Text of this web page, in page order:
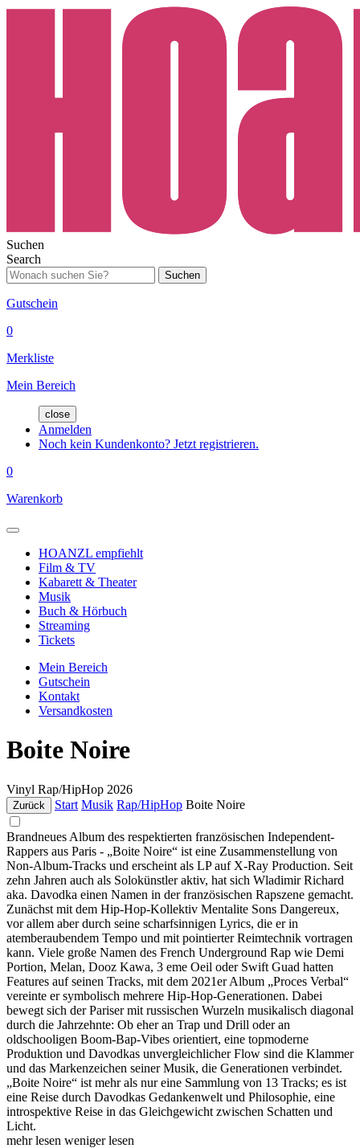
Suchen
Search
Suchen
Gutschein
0
Merkliste
Mein Bereich
close
Anmelden
Noch kein Kundenkonto? Jetzt registrieren.
0
Warenkorb
HOANZL empfiehlt
Film & TV
Kabarett & Theater
Musik
Buch & Hörbuch
Streaming
Tickets
Mein Bereich
Gutschein
Kontakt
Versandkosten
Boite Noire
Vinyl Rap/HipHop 2026
Zurück Start Musik Rap/HipHop Boite Noire
Brandneues Album des respektierten französischen Independent-
Rappers aus Paris - „Boite Noire“ ist eine Zusammenstellung von
Non-Album-Tracks und erscheint als LP auf X-Ray Production. Seit
zehn Jahren auch als Solokünstler aktiv, hat sich Wladimir Richard
aka. Davodka einen Namen in der französischen Rapszene gemacht.
Zunächst mit dem Hip-Hop-Kollektiv Mentalite Sons Dangereux,
vor allem aber durch seine scharfsinnigen Lyrics, die er in
atemberaubendem Tempo und mit pointierter Reimtechnik vortragen
kann. Viele große Namen des French Underground Rap wie Demi
Portion, Melan, Dooz Kawa, 3 eme Oeil oder Swift Guad hatten
Features auf seinen Tracks, mit dem 2021er Album „Proces Verbal“
vereinte er symbolisch mehrere Hip-Hop-Generationen. Dabei
bewegt sich der Pariser mit russischen Wurzeln musikalisch diagonal
durch die Jahrzehnte: Ob eher an Trap und Drill oder an
oldschooligen Boom-Bap-Vibes orientiert, eine topmoderne
Produktion und Davodkas unvergleichlicher Flow sind die Klammer
und das Markenzeichen seiner Musik, die Generationen verbindet.
„Boite Noire“ ist mehr als nur eine Sammlung von 13 Tracks; es ist
eine Reise durch Davodkas Gedankenwelt und Philosophie, eine
introspektive Reise in das Gleichgewicht zwischen Schatten und
Licht.
mehr lesen weniger lesen